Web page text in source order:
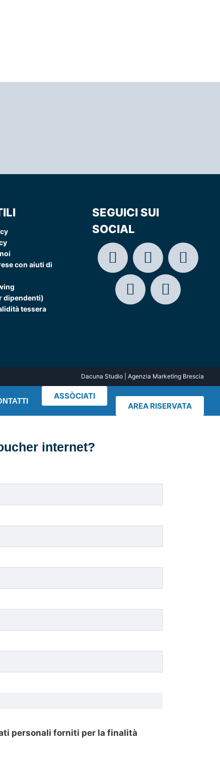
con aiuti di
dipendenti)
tessera
SEGUICI SUI
SOCIAL
Dacuna Studio | Agenzia Marketing Brescia
ASSÒCIATI
AREA RISERVATA
internet?
personali forniti per la finalità